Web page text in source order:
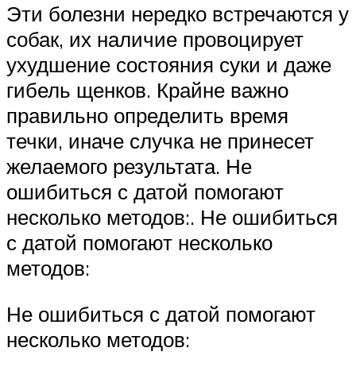
Эти болезни нередко встречаются у
собак, их наличие провоцирует
ухудшение состояния суки и даже
гибель щенков. Крайне важно
правильно определить время
течки, иначе случка не принесет
желаемого результата. Не
ошибиться с датой помогают
несколько методов:. Не ошибиться
с датой помогают несколько
методов:
Не ошибиться с датой помогают
несколько методов: